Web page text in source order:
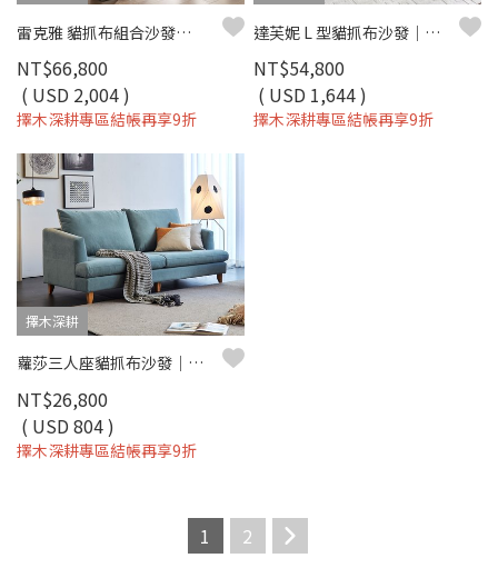
雷克雅 貓抓布組合沙發（二色）｜模組設計 × SGS 檢驗 × 耐磨防潑水 – 擇木深耕
NT$66,800
( USD 2,004 )
擇木深耕專區結帳再享9折
達芙妮 L 型貓抓布沙發｜防潑水 × SGS 檢驗 × 模組自由組合
NT$54,800
( USD 1,644 )
擇木深耕專區結帳再享9折
擇木深耕
蘿莎三人座貓抓布沙發｜皮絨貓抓布 × SGS耐磨防潑水 × 可拆洗布套 × 高回彈坐墊 – 擇木深耕
NT$26,800
( USD 804 )
擇木深耕專區結帳再享9折
1 2